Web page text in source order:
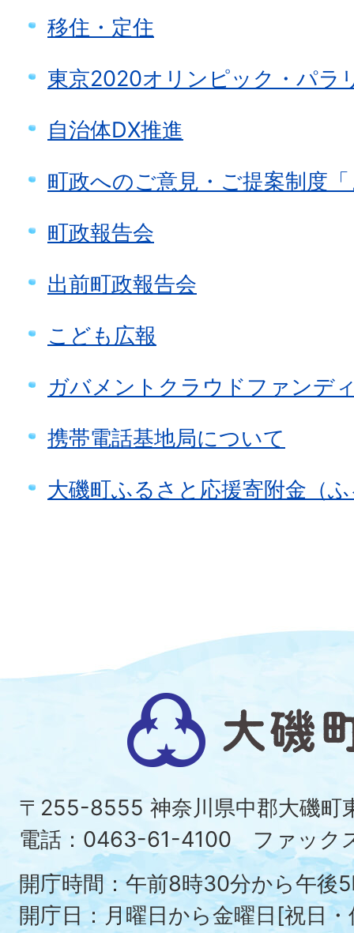
移住・定住
東京2020オリンピック・パラ
自治体DX推進
町政へのご意見・ご提案制度
町政報告会
出前町政報告会
こども広報
ガバメントクラウドファンデ
携帯電話基地局について
大磯町ふるさと応援寄附金（
大
磯
町
〒255-8555 神奈川県中郡大磯
電話：0463-61-4100 ファック
開庁時間：午前8時30分から午後
開庁日：月曜日から金曜日[祝日